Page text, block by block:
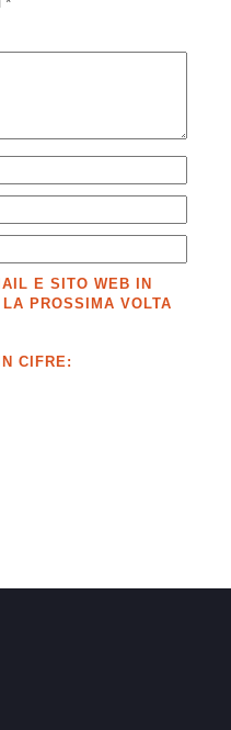
E SITO WEB IN
PROSSIMA VOLTA
CIFRE: